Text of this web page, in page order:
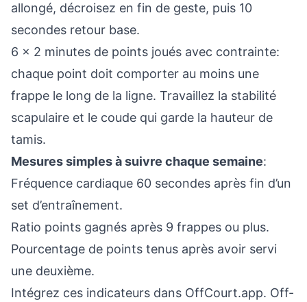
allongé, décroisez en fin de geste, puis 10
secondes retour base.
6 x 2 minutes de points joués avec contrainte:
chaque point doit comporter au moins une
frappe le long de la ligne. Travaillez la stabilité
scapulaire et le coude qui garde la hauteur de
tamis.
Mesures simples à suivre chaque semaine:
Fréquence cardiaque 60 secondes après fin d’un
set d’entraînement.
Ratio points gagnés après 9 frappes ou plus.
Pourcentage de points tenus après avoir servi
une deuxième.
Intégrez ces indicateurs dans OffCourt.app. Off-